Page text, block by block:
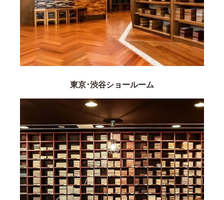
東京･渋谷ショールーム